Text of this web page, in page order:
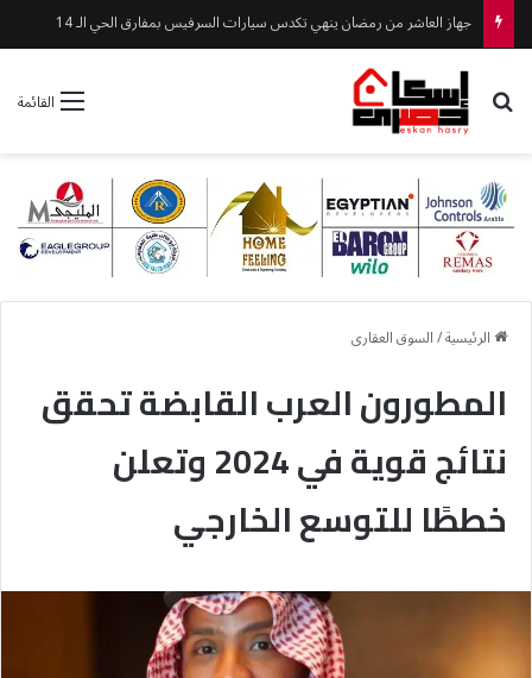
القائمة بحث عن
الرئيسية/السوق العقارى
المطورون العرب القابضة تحقق
نتائج قوية في 2024 وتعلن
خططًا للتوسع الخارجي